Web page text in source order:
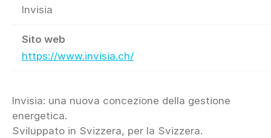
Invisia
Sito web
https://www.invisia.ch/
Invisia: una nuova concezione della gestione
energetica.
Sviluppato in Svizzera, per la Svizzera.